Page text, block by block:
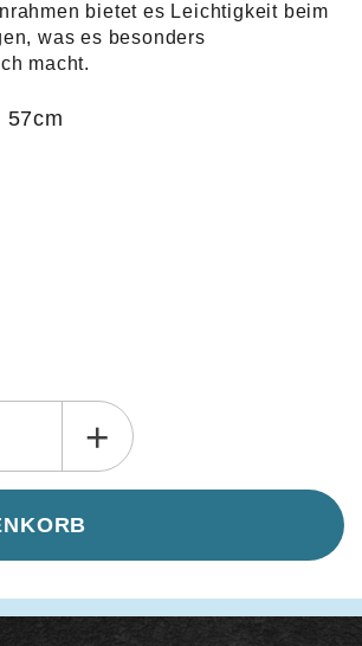
bietet es Leichtigkeit beim
was es besonders
macht.
57cm
+